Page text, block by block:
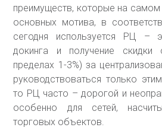
преимуществ, которые на самом
основных мотива, в
сегодня используется РЦ –
докинга и получение
пределах 1-3%) за
руководствоваться только
то РЦ часто – дорогой и
особенно для сетей,
торговых объектов.